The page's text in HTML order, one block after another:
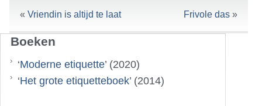
« Vriendin is altijd te laat Frivole das»
Boeken
‘Moderne etiquette’ (2020)
‘Het grote etiquetteboek’ (2014)